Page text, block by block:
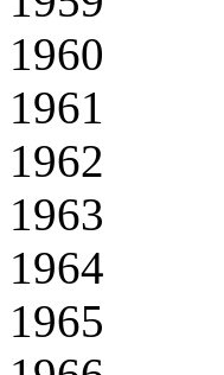
1960
1961
1962
1963
1964
1965